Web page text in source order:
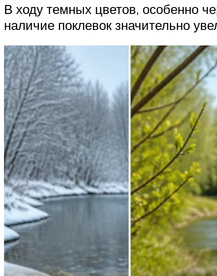
В ходу темных цветов, особенно
наличие поклевок значительно